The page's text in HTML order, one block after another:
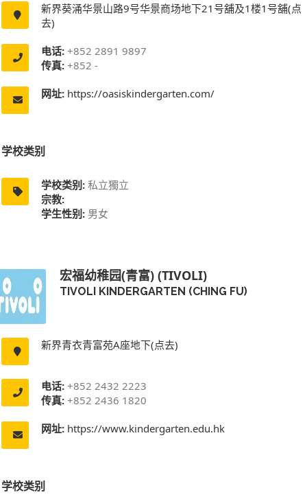
新界葵涌华景山路9号华景商场地下21号舖及1楼1号舖(点
去)
电话: +852 2891 9897
传真: +852 -
网址: https://oasiskindergarten.com/
学校类别
学校类别: 私立獨立
宗教:
学生性别: 男女
宏福幼稚园(青富) (TIVOLI)
TIVOLI KINDERGARTEN (CHING FU)
新界青衣青富苑A座地下(点去)
电话: +852 2432 2223
传真: +852 2436 1820
网址: https://www.kindergarten.edu.hk
学校类别